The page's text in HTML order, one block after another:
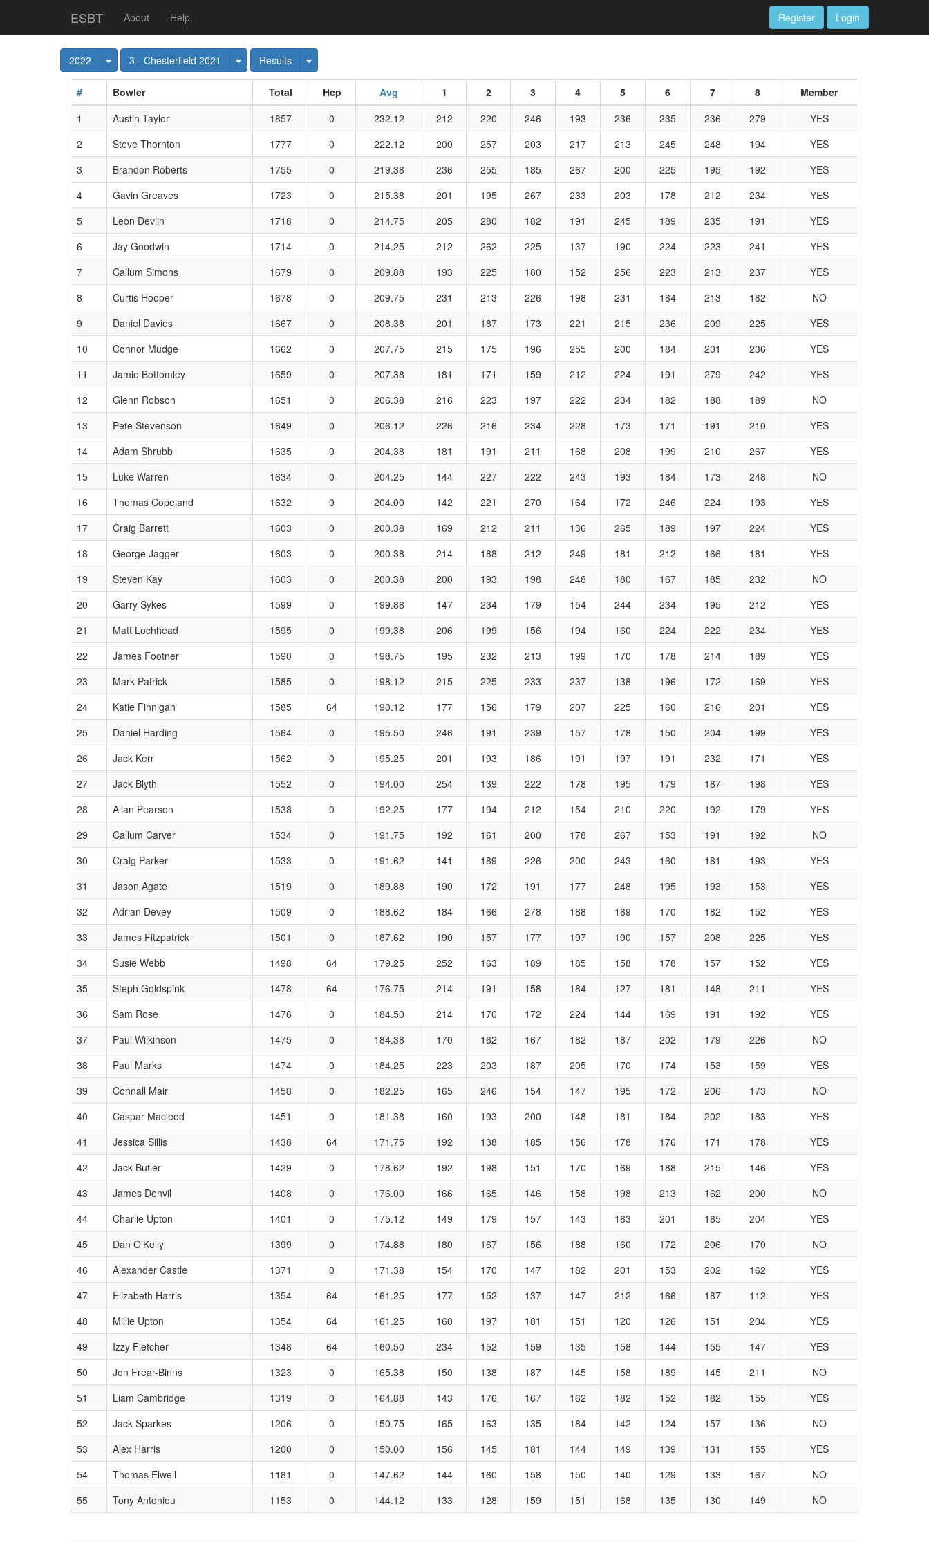
ESBT About Help Register Login
2022 Toggle Dropdown
3 - Chesterfield 2021 Toggle Dropdown
Results Toggle Dropdown
# Bowler Total Hcp Avg 1 2 3 4 5 6 7 8
Member
1
Austin Taylor 1857 0 232.12 212 220 246 193 236 235 236 279
YES
2
Steve Thornton 1777 0 222.12 200 257 203 217 213 245 248 194
YES
3
Brandon Roberts 1755 0 219.38 236 255 185 267 200 225 195 192
YES
4
Gavin Greaves 1723 0 215.38 201 195 267 233 203 178 212 234
YES
5
Leon Devlin 1718 0 214.75 205 280 182 191 245 189 235 191
YES
6
Jay Goodwin 1714 0 214.25 212 262 225 137 190 224 223 241
YES
7
Callum Simons 1679 0 209.88 193 225 180 152 256 223 213 237
YES
8
Curtis Hooper 1678 0 209.75 231 213 226 198 231 184 213 182
NO
9
Daniel Davies 1667 0 208.38 201 187 173 221 215 236 209 225
YES
10
Connor Mudge 1662 0 207.75 215 175 196 255 200 184 201 236
YES
11
Jamie Bottomley 1659 0 207.38 181 171 159 212 224 191 279 242
YES
12
Glenn Robson 1651 0 206.38 216 223 197 222 234 182 188 189
NO
13
Pete Stevenson 1649 0 206.12 226 216 234 228 173 171 191 210
YES
14
Adam Shrubb 1635 0 204.38 181 191 211 168 208 199 210 267
YES
15
Luke Warren 1634 0 204.25 144 227 222 243 193 184 173 248
NO
16
Thomas Copeland 1632 0 204.00 142 221 270 164 172 246 224 193
YES
17
Craig Barrett 1603 0 200.38 169 212 211 136 265 189 197 224
YES
18
George Jagger 1603 0 200.38 214 188 212 249 181 212 166 181
YES
19
Steven Kay 1603 0 200.38 200 193 198 248 180 167 185 232
NO
20
Garry Sykes 1599 0 199.88 147 234 179 154 244 234 195 212
YES
21
Matt Lochhead 1595 0 199.38 206 199 156 194 160 224 222 234
YES
22
James Footner 1590 0 198.75 195 232 213 199 170 178 214 189
YES
23
Mark Patrick 1585 0 198.12 215 225 233 237 138 196 172 169
YES
24
Katie Finnigan 1585 64 190.12 177 156 179 207 225 160 216 201
YES
25
Daniel Harding 1564 0 195.50 246 191 239 157 178 150 204 199
YES
26
Jack Kerr 1562 0 195.25 201 193 186 191 197 191 232 171
YES
27
Jack Blyth 1552 0 194.00 254 139 222 178 195 179 187 198
YES
28
Allan Pearson 1538 0 192.25 177 194 212 154 210 220 192 179
YES
29
Callum Carver 1534 0 191.75 192 161 200 178 267 153 191 192
NO
30
Craig Parker 1533 0 191.62 141 189 226 200 243 160 181 193
YES
31
Jason Agate 1519 0 189.88 190 172 191 177 248 195 193 153
YES
32
Adrian Devey 1509 0 188.62 184 166 278 188 189 170 182 152
YES
33
James Fitzpatrick 1501 0 187.62 190 157 177 197 190 157 208 225
YES
34
Susie Webb 1498 64 179.25 252 163 189 185 158 178 157 152
YES
35
Steph Goldspink 1478 64 176.75 214 191 158 184 127 181 148 211
YES
36
Sam Rose 1476 0 184.50 214 170 172 224 144 169 191 192
YES
37
Paul Wilkinson 1475 0 184.38 170 162 167 182 187 202 179 226
NO
38
Paul Marks 1474 0 184.25 223 203 187 205 170 174 153 159
YES
39
Connall Mair 1458 0 182.25 165 246 154 147 195 172 206 173
NO
40
Caspar Macleod 1451 0 181.38 160 193 200 148 181 184 202 183
YES
41
Jessica Sillis 1438 64 171.75 192 138 185 156 178 176 171 178
YES
42
Jack Butler 1429 0 178.62 192 198 151 170 169 188 215 146
YES
43
James Denvil 1408 0 176.00 166 165 146 158 198 213 162 200
NO
44
Charlie Upton 1401 0 175.12 149 179 157 143 183 201 185 204
YES
45
Dan O’Kelly 1399 0 174.88 180 167 156 188 160 172 206 170
NO
46
Alexander Castle 1371 0 171.38 154 170 147 182 201 153 202 162
YES
47
Elizabeth Harris 1354 64 161.25 177 152 137 147 212 166 187 112
YES
48
Millie Upton 1354 64 161.25 160 197 181 151 120 126 151 204
YES
49
Izzy Fletcher 1348 64 160.50 234 152 159 135 158 144 155 147
YES
50
Jon Frear-Binns 1323 0 165.38 150 138 187 145 158 189 145 211
NO
51
Liam Cambridge 1319 0 164.88 143 176 167 162 182 152 182 155
YES
52
Jack Sparkes 1206 0 150.75 165 163 135 184 142 124 157 136
NO
53
Alex Harris 1200 0 150.00 156 145 181 144 149 139 131 155
YES
54
Thomas Elwell 1181 0 147.62 144 160 158 150 140 129 133 167
NO
55
Tony Antoniou 1153 0 144.12 133 128 159 151 168 135 130 149 NO